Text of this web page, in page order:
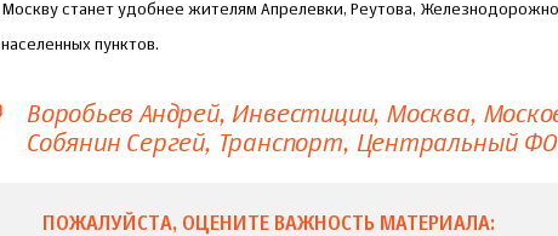
Москву станет удобнее жителям Апрелевки, Реутова,
населенных пунктов.
Воробьев Андрей Инвестиции Москва
Собянин Сергей
Транспорт Центральный ФО
ПОЖАЛУЙСТА, ОЦЕНИТЕ ВАЖНОСТЬ МАТЕРИАЛА: